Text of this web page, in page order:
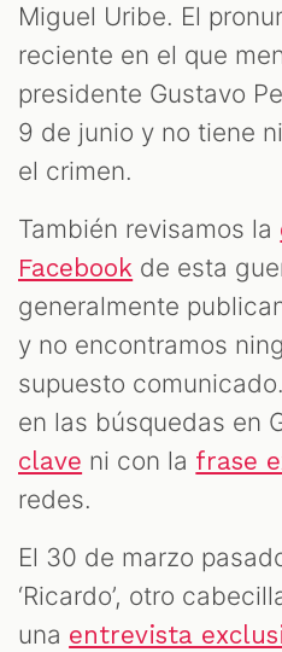
Miguel Uribe. El
reciente en el que
presidente Gustavo
9 de junio y no tiene
el crimen.
También revisamos la
Facebook de esta
generalmente
y no encontramos
supuesto
en las búsquedas en
clave ni con la frase
redes.
El 30 de marzo
‘Ricardo’, otro
una entrevista